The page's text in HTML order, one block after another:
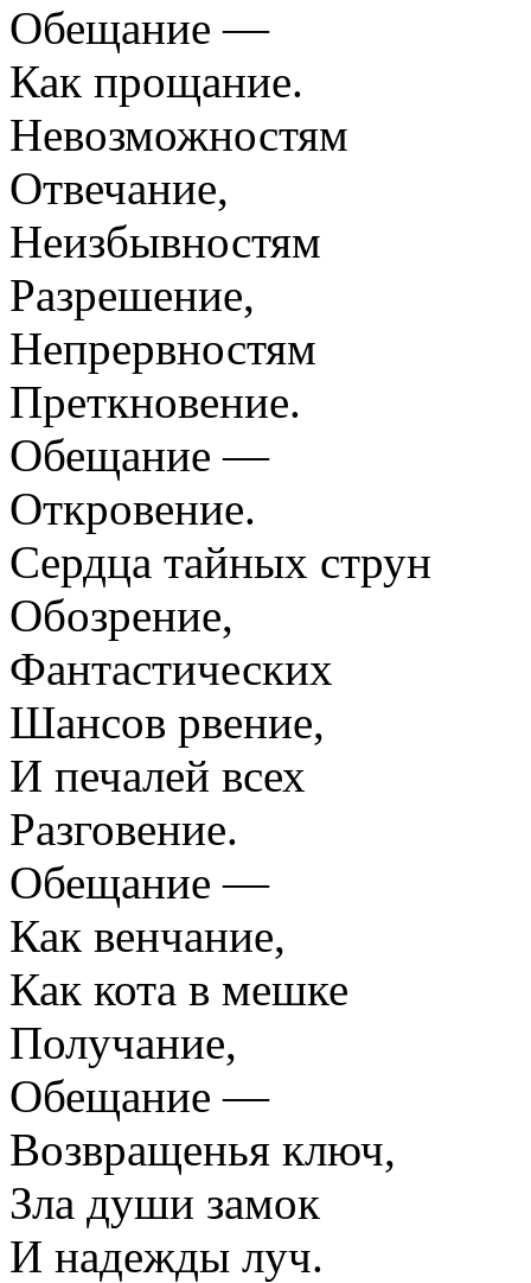
Обещание —
Как прощание.
Невозможностям
Отвечание,
Неизбывностям
Разрешение,
Непрервностям
Преткновение.
Обещание —
Откровение.
Сердца тайных струн
Обозрение,
Фантастических
Шансов рвение,
И печалей всех
Разговение.
Обещание —
Как венчание,
Как кота в мешке
Получание,
Обещание —
Возвращенья ключ,
Зла души замок
И надежды луч.